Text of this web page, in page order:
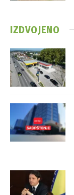
IZDVOJENO